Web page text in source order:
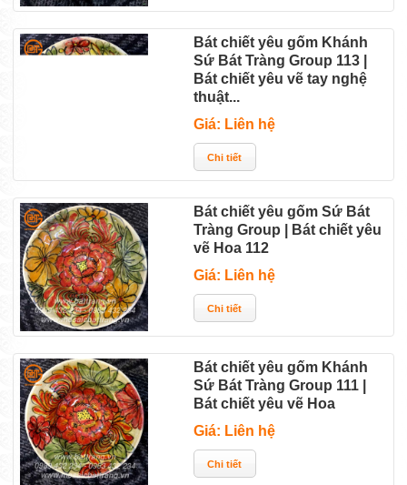
Bát chiết yêu gốm Khánh
Sứ Bát Tràng Group 113 |
Bát chiết yêu vẽ tay nghệ
thuật...
Giá: Liên hệ
Bát chiết yêu gốm Sứ Bát
Tràng Group | Bát chiết yêu
vẽ Hoa 112
Giá: Liên hệ
Bát chiết yêu gốm Khánh
Sứ Bát Tràng Group 111 |
Bát chiết yêu vẽ Hoa
Giá: Liên hệ